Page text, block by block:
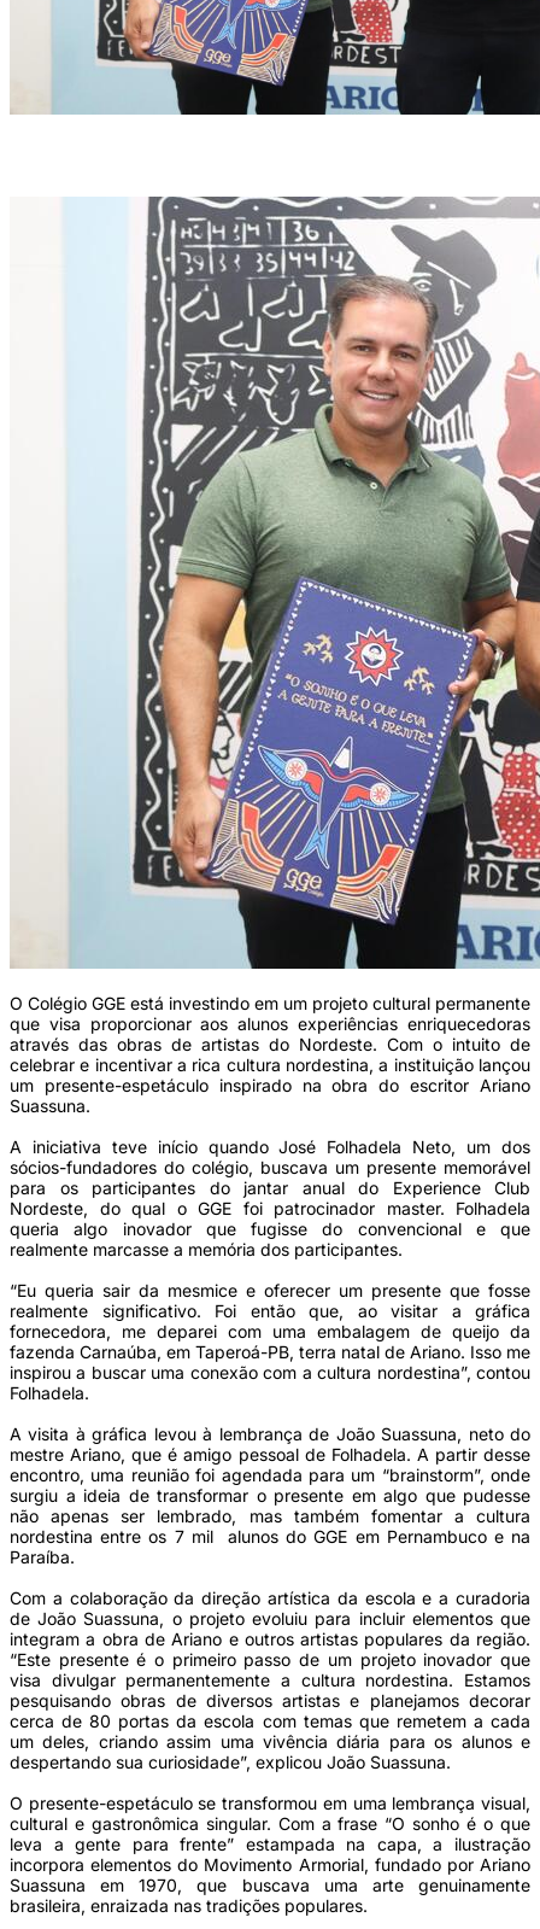
O Colégio GGE está investindo em um projeto cultural permanente
que visa proporcionar aos alunos experiências enriquecedoras
através das obras de artistas do Nordeste. Com o intuito de
celebrar e incentivar a rica cultura nordestina, a instituição lançou
um presente-espetáculo inspirado na obra do escritor Ariano
Suassuna.
A iniciativa teve início quando José Folhadela Neto, um dos
sócios-fundadores do colégio, buscava um presente memorável
para os participantes do jantar anual do Experience Club
Nordeste, do qual o GGE foi patrocinador master. Folhadela
queria algo inovador que fugisse do convencional e que
realmente marcasse a memória dos participantes.
“Eu queria sair da mesmice e oferecer um presente que fosse
realmente significativo. Foi então que, ao visitar a gráfica
fornecedora, me deparei com uma embalagem de queijo da
fazenda Carnaúba, em Taperoá-PB, terra natal de Ariano. Isso me
inspirou a buscar uma conexão com a cultura nordestina”, contou
Folhadela.
A visita à gráfica levou à lembrança de João Suassuna, neto do
mestre Ariano, que é amigo pessoal de Folhadela. A partir desse
encontro, uma reunião foi agendada para um “brainstorm”, onde
surgiu a ideia de transformar o presente em algo que pudesse
não apenas ser lembrado, mas também fomentar a cultura
nordestina entre os 7 mil alunos do GGE em Pernambuco e na
Paraíba.
Com a colaboração da direção artística da escola e a curadoria
de João Suassuna, o projeto evoluiu para incluir elementos que
integram a obra de Ariano e outros artistas populares da região.
“Este presente é o primeiro passo de um projeto inovador que
visa divulgar permanentemente a cultura nordestina. Estamos
pesquisando obras de diversos artistas e planejamos decorar
cerca de 80 portas da escola com temas que remetem a cada
um deles, criando assim uma vivência diária para os alunos e
despertando sua curiosidade”, explicou João Suassuna.
O presente-espetáculo se transformou em uma lembrança visual,
cultural e gastronômica singular. Com a frase “O sonho é o que
leva a gente para frente” estampada na capa, a ilustração
incorpora elementos do Movimento Armorial, fundado por Ariano
Suassuna em 1970, que buscava uma arte genuinamente
brasileira, enraizada nas tradições populares.